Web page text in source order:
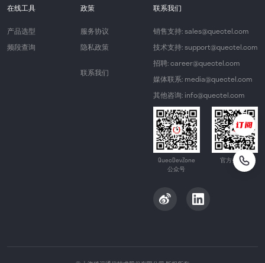
在线工具
产品选型
频段查询
政策
服务协议
隐私政策
联系我们
联系我们
销售支持: sales@quectel.com
技术支持: support@quectel.com
招聘: career@quectel.com
媒体联系: media@quectel.com
其他咨询: info@quectel.com
QuecDevZone
公众号
官方公众号